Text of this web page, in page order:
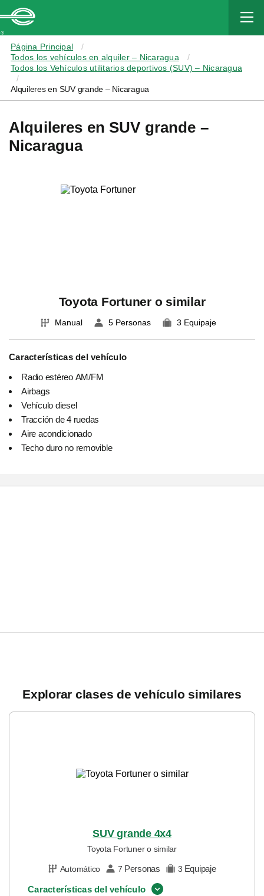
CONTENT
Página Principal
Todos los vehículos en alquiler – Nicaragua
Todos los Vehículos utilitarios deportivos (SUV) – Nicaragua
Alquileres en SUV grande – Nicaragua
Alquileres en SUV grande –
Nicaragua
Toyota Fortuner o similar
Manual 5 Personas 3 Equipaje
Características del vehículo
Radio estéreo AM/FM
Airbags
Vehículo diesel
Tracción de 4 ruedas
Aire acondicionado
Techo duro no removible
Explorar clases de vehículo similares
SUV grande 4x4
Toyota Fortuner o similar
Automático 7 Personas 3 Equipaje
Características del vehículo